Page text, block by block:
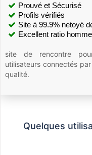
Prouvé et Sécurisé
Profils vérifiés
Site à 99.9% netoyé
Excellent ratio
site de rencontre
utilisateurs connectés
qualité.
Quelques